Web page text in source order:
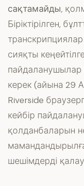
сақтамайды,
Біріктірілген,
сияқты
керек (айына 29
Riverside
кейбір
қолданбаларын
шешімдерді